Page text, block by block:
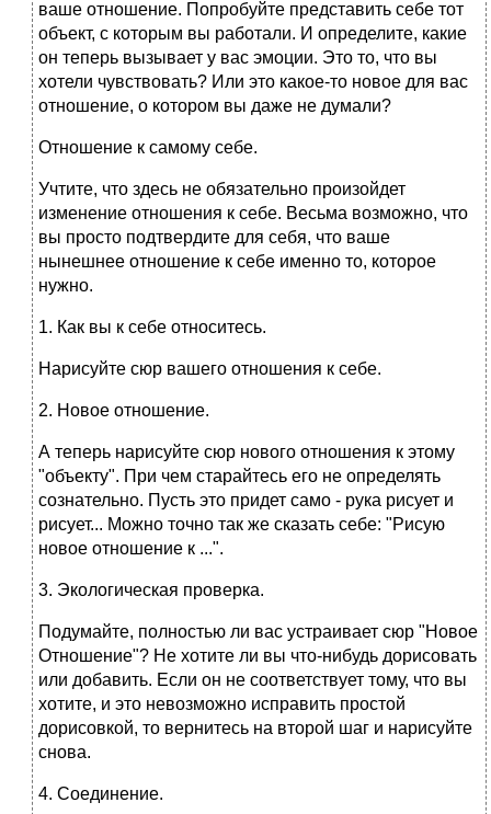
ваше отношение. Попробуйте представить себе тот
объект, с которым вы работали. И определите, какие
он теперь вызывает у вас эмоции. Это то, что вы
хотели чувствовать? Или это какое-то новое для вас
отношение, о котором вы даже не думали?
Отношение к самому себе.
Учтите, что здесь не обязательно произойдет
изменение отношения к себе. Весьма возможно, что
вы просто подтвердите для себя, что ваше
нынешнее отношение к себе именно то, которое
нужно.
1. Как вы к себе относитесь.
Нарисуйте сюр вашего отношения к себе.
2. Новое отношение.
А теперь нарисуйте сюр нового отношения к этому
"объекту". При чем старайтесь его не определять
сознательно. Пусть это придет само - рука рисует и
рисует... Можно точно так же сказать себе: "Рисую
новое отношение к ...".
3. Экологическая проверка.
Подумайте, полностью ли вас устраивает сюр "Новое
Отношение"? Не хотите ли вы что-нибудь дорисовать
или добавить. Если он не соответствует тому, что вы
хотите, и это невозможно исправить простой
дорисовкой, то вернитесь на второй шаг и нарисуйте
снова.
4. Соединение.